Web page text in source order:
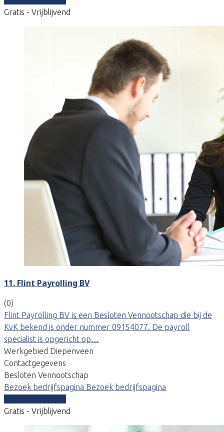
Gratis - Vrijblijvend
11. Flint Payrolling BV
(0)
Flint Payrolling BV is een Besloten Vennootschap die bij de
KvK bekend is onder nummer 09154077. De payroll
specialist is opgericht op…
Werkgebied Diepenveen
Contactgegevens
Besloten Vennootschap
Bezoek bedrijfspagina Bezoek bedrijfspagina
Gratis - Vrijblijvend